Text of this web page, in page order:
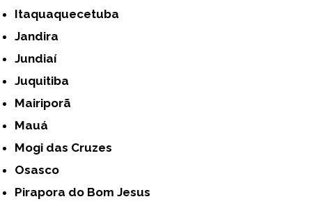
Itaquaquecetuba
Jandira
Jundiaí
Juquitiba
Mairiporã
Mauá
Mogi das Cruzes
Osasco
Pirapora do Bom Jesus